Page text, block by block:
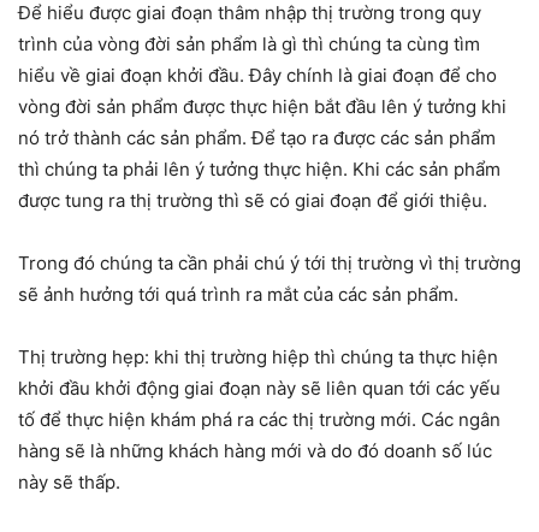
Để hiểu được giai đoạn thâm nhập thị trường trong quy
trình của vòng đời sản phẩm là gì thì chúng ta cùng tìm
hiểu về giai đoạn khởi đầu. Đây chính là giai đoạn để cho
vòng đời sản phẩm được thực hiện bắt đầu lên ý tưởng khi
nó trở thành các sản phẩm. Để tạo ra được các sản phẩm
thì chúng ta phải lên ý tưởng thực hiện. Khi các sản phẩm
được tung ra thị trường thì sẽ có giai đoạn để giới thiệu.
Trong đó chúng ta cần phải chú ý tới thị trường vì thị trường
sẽ ảnh hưởng tới quá trình ra mắt của các sản phẩm.
Thị trường hẹp: khi thị trường hiệp thì chúng ta thực hiện
khởi đầu khởi động giai đoạn này sẽ liên quan tới các yếu
tố để thực hiện khám phá ra các thị trường mới. Các ngân
hàng sẽ là những khách hàng mới và do đó doanh số lúc
này sẽ thấp.